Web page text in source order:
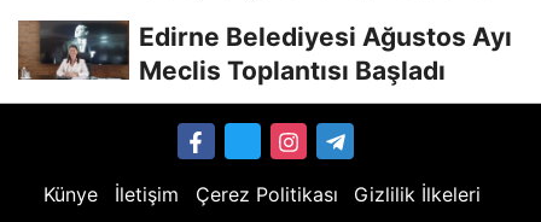
Edirne Belediyesi Ağustos Ayı
Meclis Toplantısı Başladı
Künye İletişim Çerez Politikası Gizlilik İlkeleri